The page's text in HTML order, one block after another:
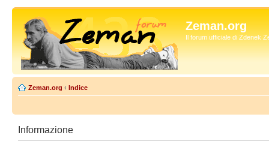
Zeman.org
Il forum ufficiale di Zdenek
Zeman.org ‹ Indice
Informazione